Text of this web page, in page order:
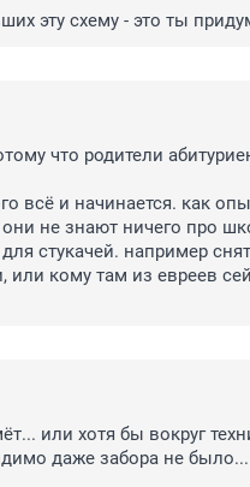
эту схему - это ты
что родители
всё и начинается. как
они не знают ничего про
стукачей. например
или кому там из евреев
или хотя бы вокруг
даже забора не